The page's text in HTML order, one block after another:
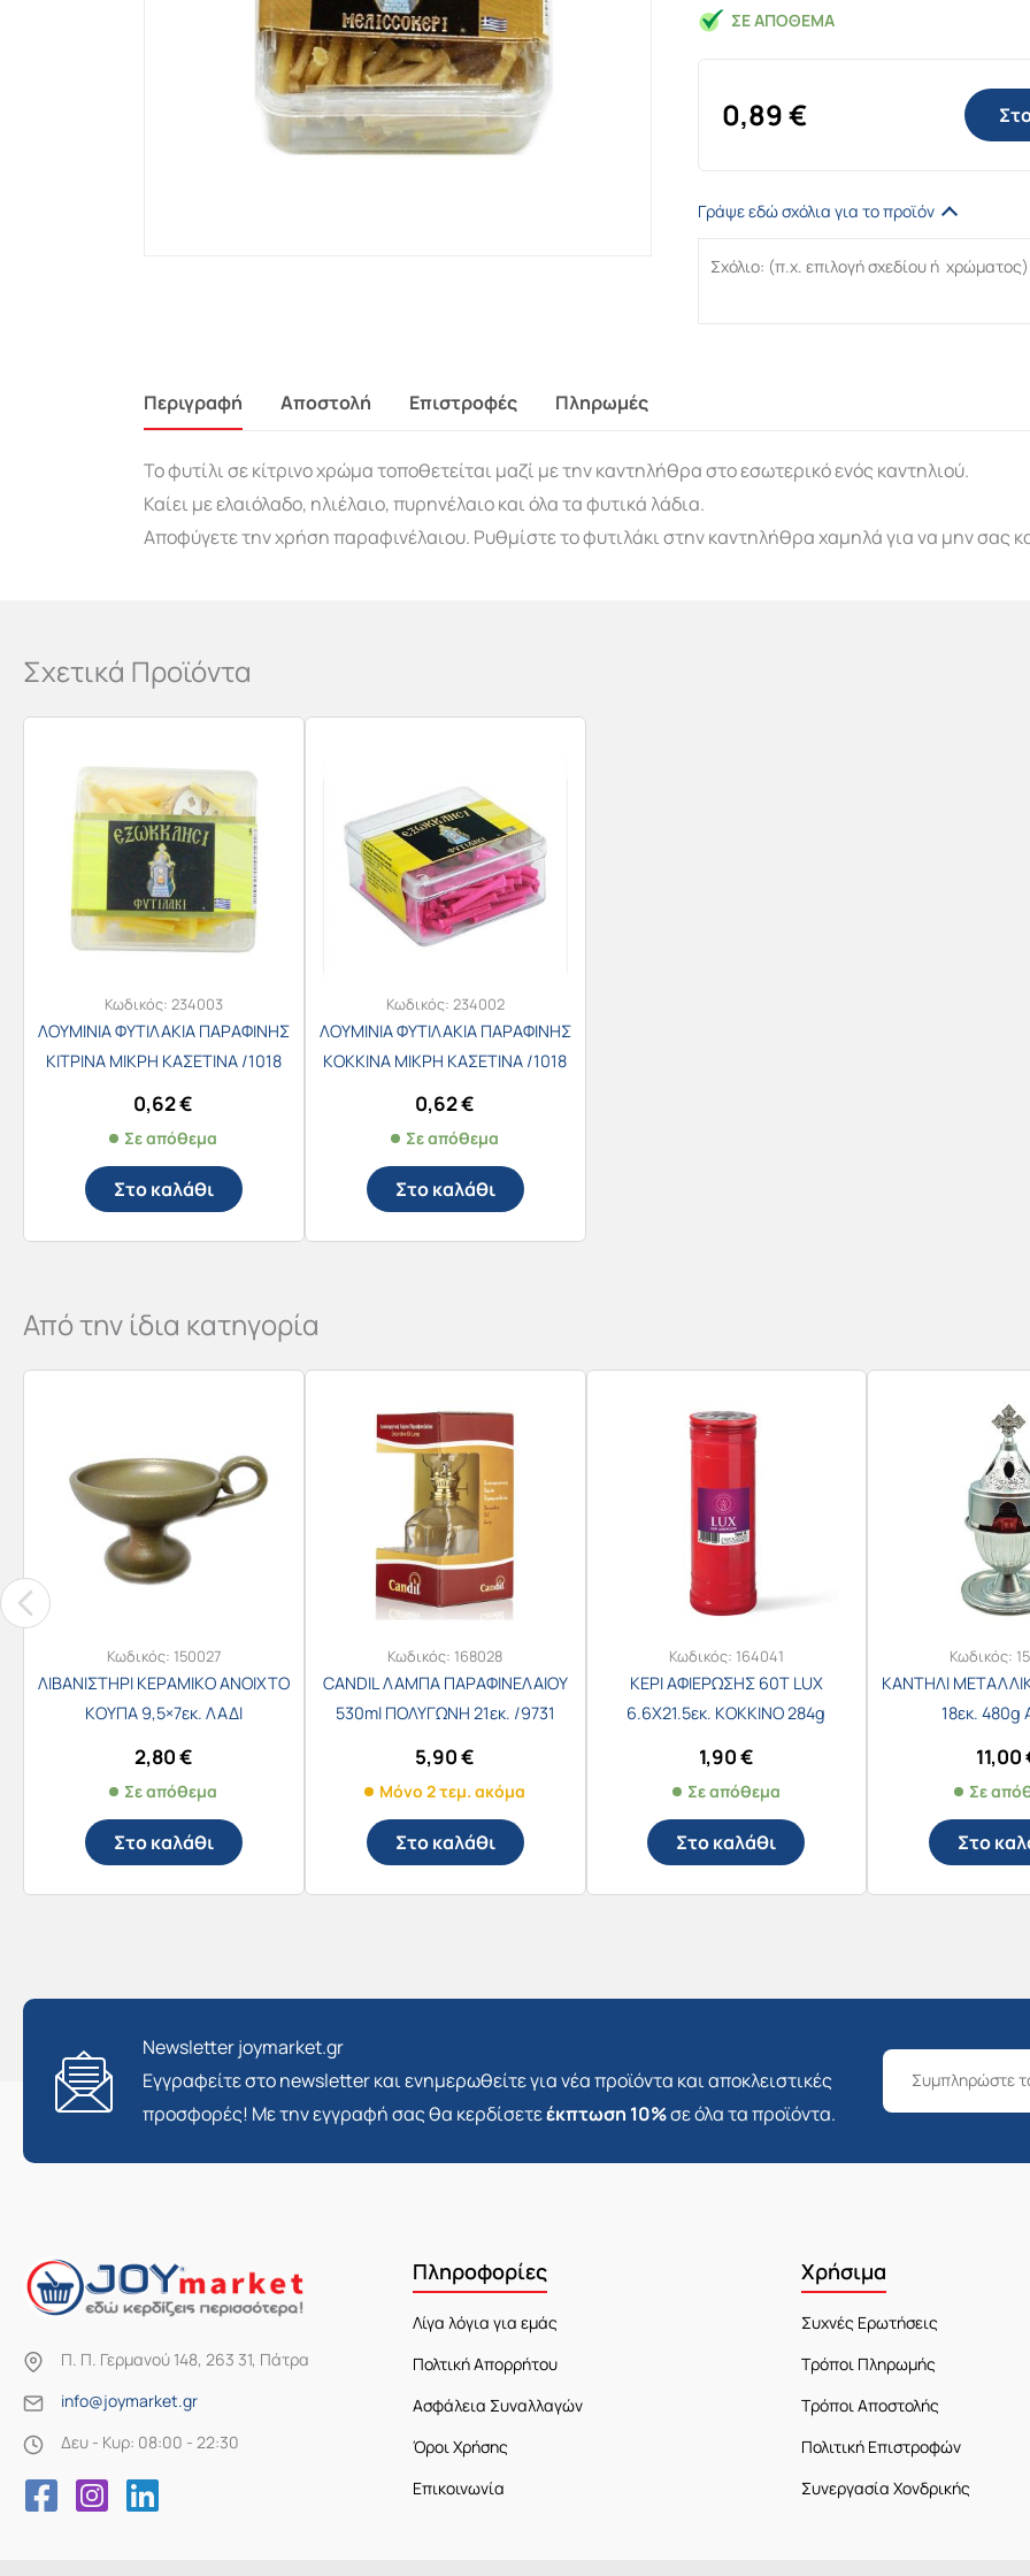
ΣΕ ΑΠΌΘΕΜΑ
0,89€
Γράψε εδώ σχόλια για το προϊόν
Περιγραφή Αποστολή Επιστροφές Πληρωμές
Το φυτίλι σε κίτρινο χρώμα τοποθετείται μαζί με την καντηλήθρα στο εσωτερικό ενός καντηλιού.
Καίει με ελαιόλαδο, ηλιέλαιο, πυρηνέλαιο και όλα τα φυτικά λάδια.
Αποφύγετε την χρήση παραφινέλαιου. Ρυθμίστε το φυτιλάκι στην καντηλήθρα χαμηλά για να μην σας
Σχετικά Προϊόντα
Κωδικός: 234003
ΛΟΥΜΙΝΙΑ ΦΥΤΙΛΑΚΙΑ ΠΑΡΑΦΙΝΗΣ
ΚΙΤΡΙΝΑ ΜΙΚΡΗ ΚΑΣETΙΝΑ /1018
0,62€
Σε απόθεμα
Στο καλάθι
Κωδικός: 234002
ΛΟΥΜΙΝΙΑ ΦΥΤΙΛΑΚΙΑ ΠΑΡΑΦΙΝΗΣ
ΚΟΚΚΙΝΑ ΜΙΚΡΗ ΚΑΣΕΤΙΝΑ /1018
0,62€
Σε απόθεμα
Στο καλάθι
Από την ίδια κατηγορία
Κωδικός: 150027
ΛΙΒΑΝΙΣΤΗΡΙ ΚΕΡΑΜΙΚΟ ΑΝΟΙΧΤΟ
ΚΟΥΠΑ 9,5×7εκ. ΛΑΔΙ
2,80€
Σε απόθεμα
Στο καλάθι
Κωδικός: 168028
CANDIL ΛΑΜΠΑ ΠΑΡΑΦΙΝΕΛΑΙΟΥ
530ml ΠΟΛΥΓΩΝΗ 21εκ. /9731
5,90€
Μόνο 2 τεμ. ακόμα
Στο καλάθι
Κωδικός: 164041
ΚΕΡΙ ΑΦΙΕΡΩΣΗΣ 60T LUX
6.6Χ21.5εκ. ΚΟΚΚΙΝΟ 284g
1,90€
Σε απόθεμα
Στο καλάθι
Κωδικός:
ΚΑΝΤΗΛΙ
18εκ. 480g
11,00
Σε
Στο
Newsletter joymarket.gr
Εγγραφείτε στο newsletter και ενημερωθείτε για νέα προϊόντα και αποκλειστικές
προσφορές! Με την εγγραφή σας θα κερδίσετεέκπτωση 10%σε όλα τα προϊόντα.
Π. Π. Γερμανού 148, 263 31, Πάτρα
info@joymarket.gr
Δευ - Κυρ: 08:00 - 22:30
Πληροφορίες
Λίγα λόγια για εμάς
Πολτική Απορρήτου
Ασφάλεια Συναλλαγών
Όροι Χρήσης
Επικοινωνία
Χρήσιμα
Συχνές Ερωτήσεις
Τρόποι Πληρωμής
Τρόποι Αποστολής
Πολιτική Επιστροφών
Συνεργασία Χονδρικής